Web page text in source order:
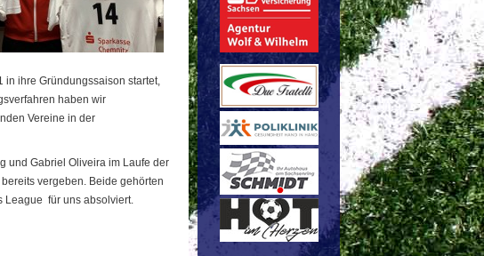
in ihre Gründungssaison startet,
haben wir
Vereine in der
und Gabriel Oliveira im Laufe der
vergeben. Beide gehörten
League für uns absolviert.